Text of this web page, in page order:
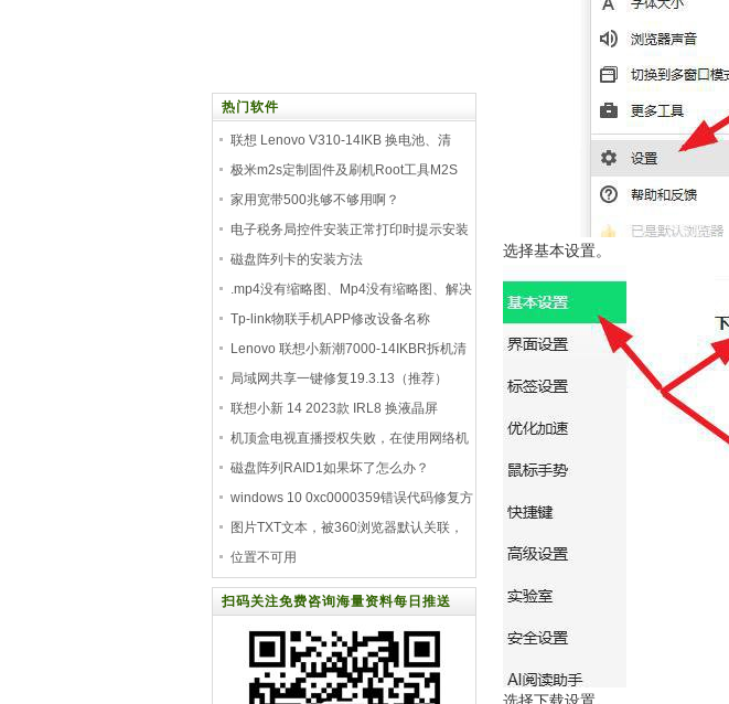
选择基本设置。
热门软件
联想 Lenovo V310-14IKB 换电池、清
灰、换硬盘、加内
极米m2s定制固件及刷机Root工具M2S
XGAL10投影仪固
家用宽带500兆够不够用啊？
电子税务局控件安装正常打印时提示安装
打印机
磁盘阵列卡的安装方法
.mp4没有缩略图、Mp4没有缩略图、解决
mp4缩略图不
Tp-link物联手机APP修改设备名称
Lenovo 联想小新潮7000-14IKBR拆机清
灰换硬盘换内存
局域网共享一键修复19.3.13（推荐）
联想小新 14 2023款 IRL8 换液晶屏
机顶盒电视直播授权失败，在使用网络机
顶盒电
磁盘阵列RAID1如果坏了怎么办？
windows 10 0xc0000359错误代码修复方
法蓝屏
图片TXT文本，被360浏览器默认关联，
当打开图片
位置不可用
C:\windows\system32\config\systemprofile\Desk
扫码关注免费咨询海量资料每日推送